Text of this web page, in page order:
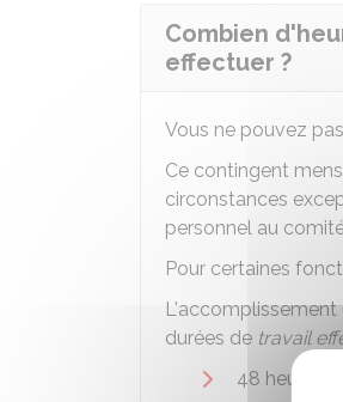
Combien
effectuer ?
Vous ne pouvez
Ce contingent
circonstances
personnel au
Pour certaines
L'accomplissement
durées de travail
48 heures